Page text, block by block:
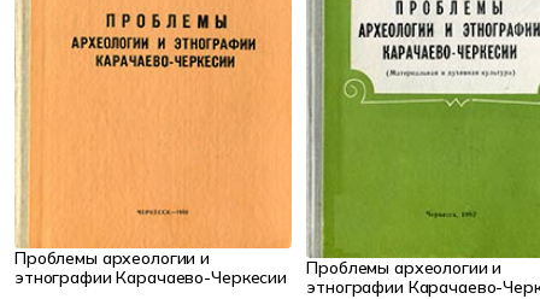
Проблемы археологии и
этнографии Карачаево-Черкесии
Проблемы археологии и
этнографии Карачаево-